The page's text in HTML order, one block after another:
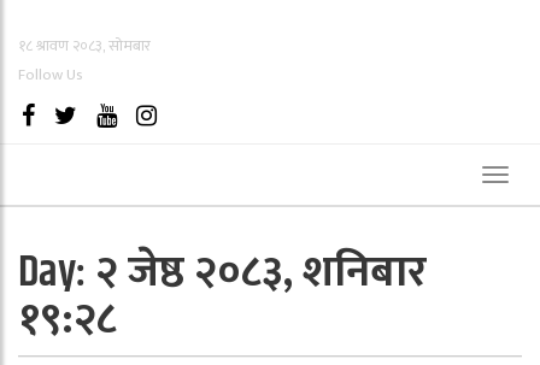
१८ श्रावण २०८३, सोमबार
Follow Us
Day: २ जेष्ठ २०८३, शनिबार
१९:२८